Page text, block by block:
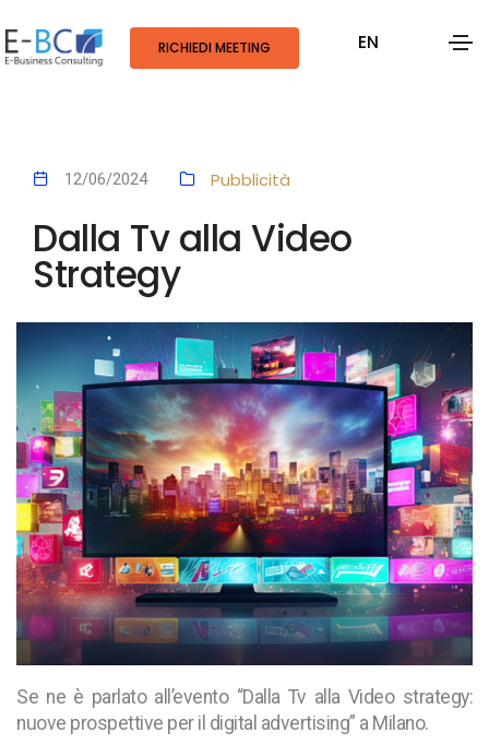
RICHIEDI MEETING EN
12/06/2024 Pubblicità
Dalla Tv alla Video
Strategy
Se ne è parlato all’evento “Dalla Tv alla Video strategy:
nuove prospettive per il digital advertising” a Milano.